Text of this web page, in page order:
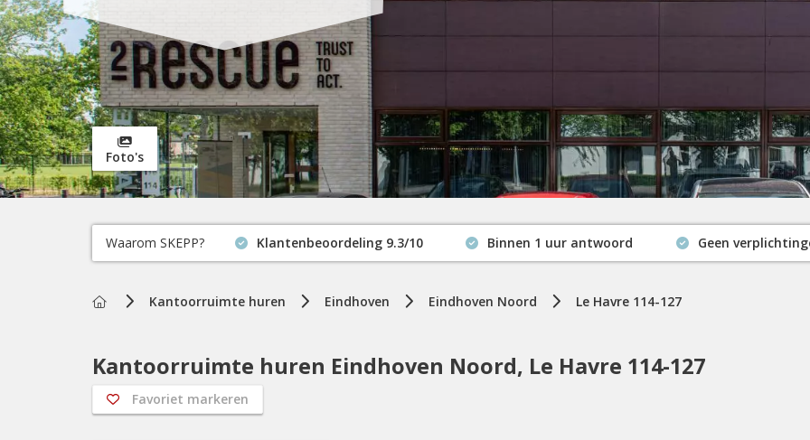
Foto's
Waarom SKEPP? Klantenbeoordeling 9.3/10 Binnen 1 uur antwoord
Geen
Home
Kantoorruimte huren Eindhoven Eindhoven Noord Le Havre 114-127
Kantoorruimte huren Eindhoven Noord, Le Havre 114-127
Favoriet markeren